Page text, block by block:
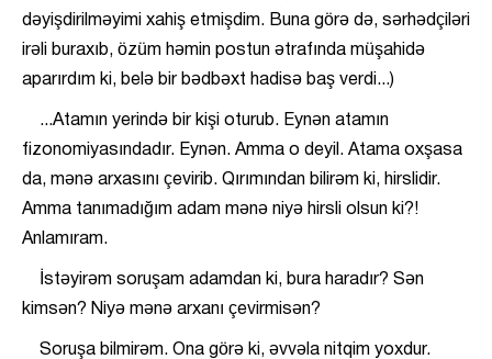
dəyişdirilməyimi xahiş etmişdim. Buna görə də, sərhədçiləri
irəli buraxıb, özüm həmin postun ətrafında müşahidə
aparırdım ki, belə bir bədbəxt hadisə baş verdi...)
...Atamın yerində bir kişi oturub. Eynən atamın
fizonomiyasındadır. Eynən. Amma o deyil. Atama oxşasa
da, mənə arxasını çevirib. Qırımından bilirəm ki, hirslidir.
Amma tanımadığım adam mənə niyə hirsli olsun ki?!
Anlamıram.
İstəyirəm soruşam adamdan ki, bura haradır? Sən
kimsən? Niyə mənə arxanı çevirmisən?
Soruşa bilmirəm. Ona görə ki, əvvəla nitqim yoxdur.